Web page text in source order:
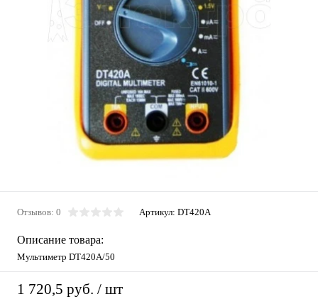
Отзывов: 0 Артикул: DT420A
Описание товара:
Мультиметр DT420A/50
1 720,5 руб. / шт